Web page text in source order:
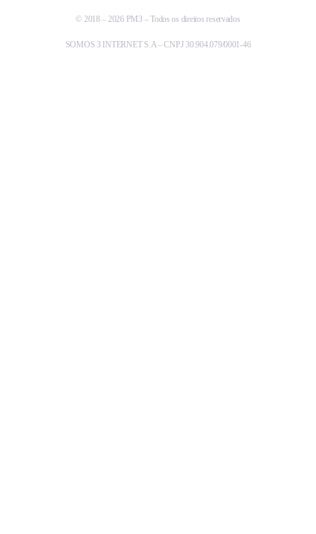
© 2018 – 2026 PM3 – Todos os direitos reservados
SOMOS 3 INTERNET S.A – CNPJ 30.904.079/0001-46